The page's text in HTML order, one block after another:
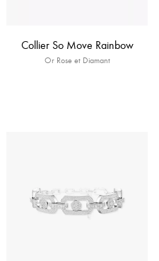
Collier So Move Rainbow
Or Rose et Diamant